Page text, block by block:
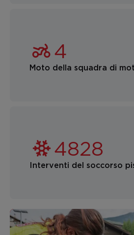
Moto della squadra di
Interventi del soccorso